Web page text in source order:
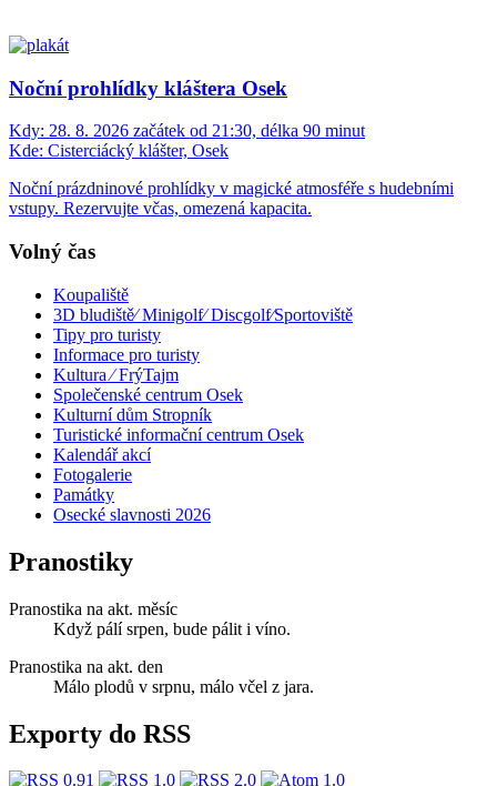
Noční prohlídky kláštera Osek
Kdy: 28. 8. 2026 začátek od 21:30, délka 90 minut
Kde: Cisterciácký klášter, Osek
Noční prázdninové prohlídky v magické atmosféře s hudebními
vstupy. Rezervujte včas, omezená kapacita.
Volný čas
Koupaliště
3D bludiště⁄ Minigolf⁄ Discgolf⁄Sportoviště
Tipy pro turisty
Informace pro turisty
Kultura ⁄ FrýTajm
Společenské centrum Osek
Kulturní dům Stropník
Turistické informační centrum Osek
Kalendář akcí
Fotogalerie
Památky
Osecké slavnosti 2026
Pranostiky
Pranostika na akt. měsíc
Když pálí srpen, bude pálit i víno.
Pranostika na akt. den
Málo plodů v srpnu, málo včel z jara.
Exporty do RSS